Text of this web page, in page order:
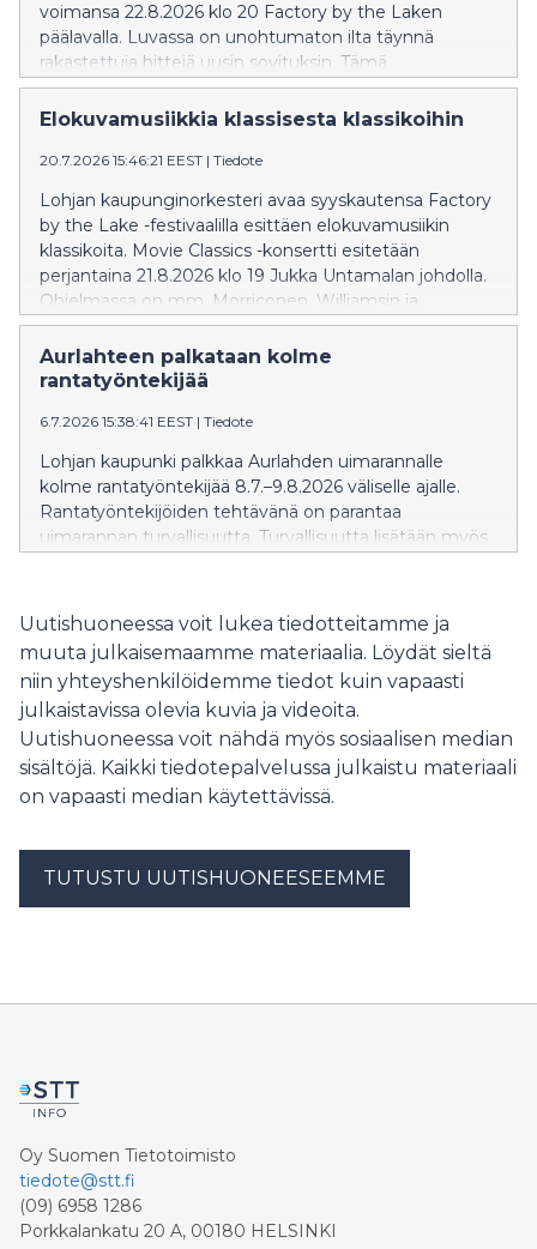
voimansa 22.8.2026 klo 20 Factory by the Laken
päälavalla. Luvassa on unohtumaton ilta täynnä
rakastettuja hittejä uusin sovituksin. Tämä
ainutlaatuinen konsertti kutsuu yleisön laulamaan ja
tunnelmoimaan. Liput saatavilla NetTicket.fi-sivustolla.
Elokuvamusiikkia klassisesta klassikoihin
20.7.2026 15:46:21 EEST | Tiedote
Lohjan kaupunginorkesteri avaa syyskautensa Factory
by the Lake -festivaalilla esittäen elokuvamusiikin
klassikoita. Movie Classics -konsertti esitetään
perjantaina 21.8.2026 klo 19 Jukka Untamalan johdolla.
Ohjelmassa on mm. Morriconen, Williamsin ja
Zimmerin teoksia. Konsertin solistina hurmaa
multilahjakas Maria Ylipää luontevalla olemuksellaan
sekä ilmaisuvoimaisella ja herkällä äänellään. Niin
monipuolisten musiikkiprojektien koulima taiteilija
antaa jokaiseen esiintymiseensä oman, läsnä olevan ja
syvästi tunteisiin vetoavan sävynsä. Konsertin juontaa
tunnettu näyttelijä Krista Kosonen. Liput ennakkoon
myy NetTicket. Tule ajoissa paikalle, koska klo 17
esiintyy Cellomania Ilmaiskonsertissa! Katso koko
Aurlahteen palkataan kolme
rantatyöntekijää
6.7.2026 15:38:41 EEST | Tiedote
Lohjan kaupunki palkkaa Aurlahden uimarannalle
kolme rantatyöntekijää 8.7.–9.8.2026 väliselle ajalle.
Rantatyöntekijöiden tehtävänä on parantaa
uimarannan turvallisuutta. Turvallisuutta lisätään myös
Uutishuoneessa voit lukea tiedotteitamme ja
muuta julkaisemaamme materiaalia. Löydät sieltä
niin yhteyshenkilöidemme tiedot kuin vapaasti
julkaistavissa olevia kuvia ja videoita.
Uutishuoneessa voit nähdä myös sosiaalisen median
sisältöjä. Kaikki tiedotepalvelussa julkaistu materiaali
on vapaasti median käytettävissä.
TUTUSTU UUTISHUONEESEEMME
Oy Suomen Tietotoimisto
tiedote@stt.fi
(09) 6958 1286
Porkkalankatu 20 A, 00180 HELSINKI